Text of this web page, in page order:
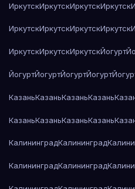
ИркутскИркутскИркутскИркутск
ИркутскИркутскИркутскИркутск
ИркутскИркутскИркутскЙогурт
ЙогуртЙогуртЙогуртЙогурт
КазаньКазаньКазаньКазань
КазаньКазаньКазаньКазань
КалининградКалининград
КалининградКалининград